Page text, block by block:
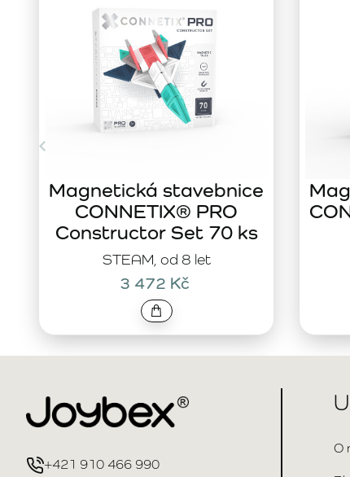
STEAM, od 8 let
Magnetická stavebnice
CONNETIX® PRO
Constructor Set 70 ks
3 472 Kč
+421 910 466 990
O